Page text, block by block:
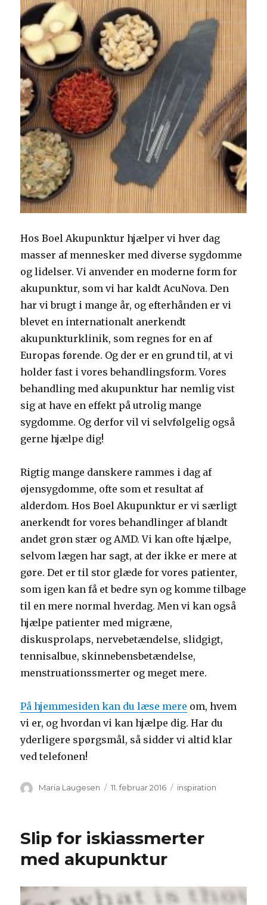
Hos Boel Akupunktur hjælper vi hver dag
masser af mennesker med diverse sygdomme
og lidelser. Vi anvender en moderne form for
akupunktur, som vi har kaldt AcuNova. Den
har vi brugt i mange år, og efterhånden er vi
blevet en internationalt anerkendt
akupunkturklinik, som regnes for en af
Europas førende. Og der er en grund til, at vi
holder fast i vores behandlingsform. Vores
behandling med akupunktur har nemlig vist
sig at have en effekt på utrolig mange
sygdomme. Og derfor vil vi selvfølgelig også
gerne hjælpe dig!
Rigtig mange danskere rammes i dag af
øjensygdomme, ofte som et resultat af
alderdom. Hos Boel Akupunktur er vi særligt
anerkendt for vores behandlinger af blandt
andet grøn stær og AMD. Vi kan ofte hjælpe,
selvom lægen har sagt, at der ikke er mere at
gøre. Det er til stor glæde for vores patienter,
som igen kan få et bedre syn og komme tilbage
til en mere normal hverdag. Men vi kan også
hjælpe patienter med migræne,
diskusprolaps, nervebetændelse, slidgigt,
tennisalbue, skinnebensbetændelse,
menstruationssmerter og meget mere.
På hjemmesiden kan du læse mere om, hvem
vi er, og hvordan vi kan hjælpe dig. Har du
yderligere spørgsmål, så sidder vi altid klar
ved telefonen!
Forfatter
Maria Laugesen Udgivet
11. februar 2016 Kategorier
inspiration
Slip for iskiassmerter
med akupunktur